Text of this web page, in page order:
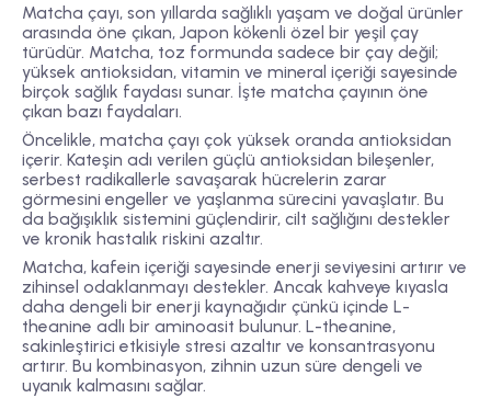
Matcha çayı, son yıllarda sağlıklı yaşam ve doğal ürünler
arasında öne çıkan, Japon kökenli özel bir yeşil çay
türüdür. Matcha, toz formunda sadece bir çay değil;
yüksek antioksidan, vitamin ve mineral içeriği sayesinde
birçok sağlık faydası sunar. İşte matcha çayının öne
çıkan bazı faydaları.
Öncelikle, matcha çayı çok yüksek oranda antioksidan
içerir. Kateşin adı verilen güçlü antioksidan bileşenler,
serbest radikallerle savaşarak hücrelerin zarar
görmesini engeller ve yaşlanma sürecini yavaşlatır. Bu
da bağışıklık sistemini güçlendirir, cilt sağlığını destekler
ve kronik hastalık riskini azaltır.
Matcha, kafein içeriği sayesinde enerji seviyesini artırır ve
zihinsel odaklanmayı destekler. Ancak kahveye kıyasla
daha dengeli bir enerji kaynağıdır çünkü içinde L-
theanine adlı bir aminoasit bulunur. L-theanine,
sakinleştirici etkisiyle stresi azaltır ve konsantrasyonu
artırır. Bu kombinasyon, zihnin uzun süre dengeli ve
uyanık kalmasını sağlar.